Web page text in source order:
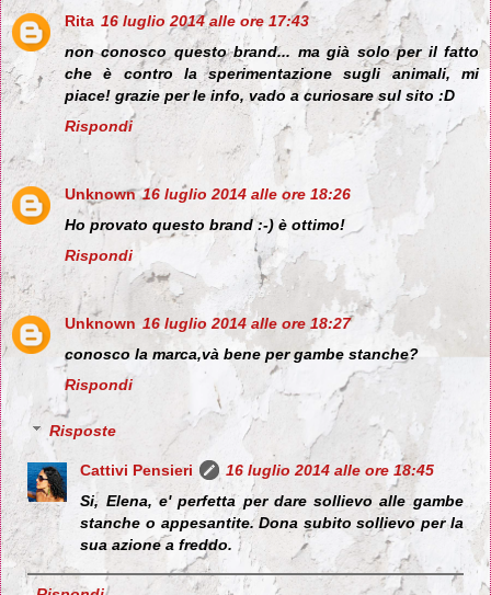
Rita 16 luglio 2014 alle ore 17:43
non conosco questo brand... ma già solo per il fatto
che è contro la sperimentazione sugli animali, mi
piace! grazie per le info, vado a curiosare sul sito :D
Rispondi
Unknown 16 luglio 2014 alle ore 18:26
Ho provato questo brand :-) è ottimo!
Rispondi
Unknown 16 luglio 2014 alle ore 18:27
conosco la marca,và bene per gambe stanche?
Rispondi
Risposte
Cattivi Pensieri
16 luglio 2014 alle ore 18:45
Si, Elena, e' perfetta per dare sollievo alle gambe
stanche o appesantite. Dona subito sollievo per la
sua azione a freddo.